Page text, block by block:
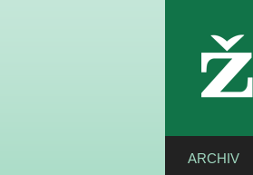
ARCHIV